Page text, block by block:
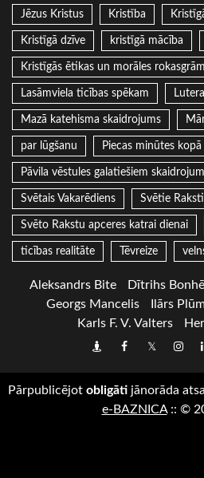
Jēzus Kristus Kristība
Kristīgā dzīve kristīgā mācība
Kristīgās ētikas un morāles
Lasāmviela ticības spēkam
Mazā katehisma skaidrojums
par lūgšanu Piecas minūtes
Pāvila vēstules galatiešiem
Svētais Vakarēdiens Svētie Raksti
Svēto Rakstu apceres katrai dienai
ticības realitāte Tēvreize
Aleksandrs Bite Dītrihs
Georgs Mancelis
Ilārs
Karls F. V. Valters
DraugiemFacebook
Twitter
Pārpublicējot obligāti jānorāda
e-BAZNICA:: ©